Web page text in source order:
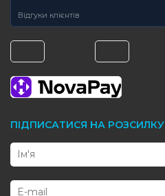
Відгуки клієнтів
ПІДПИСАТИСЯ НА РОЗСИЛКУ